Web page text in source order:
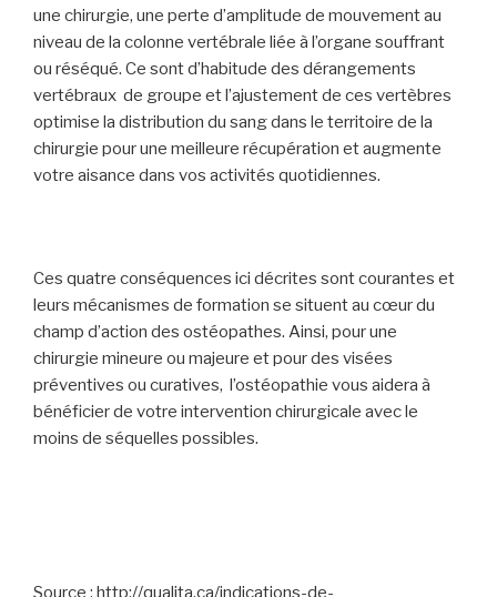
une chirurgie, une perte d’amplitude de mouvement au
niveau de la colonne vertébrale liée à l’organe souffrant
ou réséqué. Ce sont d’habitude des dérangements
vertébraux de groupe et l’ajustement de ces vertèbres
optimise la distribution du sang dans le territoire de la
chirurgie pour une meilleure récupération et augmente
votre aisance dans vos activités quotidiennes.
Ces quatre conséquences ici décrites sont courantes et
leurs mécanismes de formation se situent au cœur du
champ d’action des ostéopathes. Ainsi, pour une
chirurgie mineure ou majeure et pour des visées
préventives ou curatives, l’ostéopathie vous aidera à
bénéficier de votre intervention chirurgicale avec le
moins de séquelles possibles.
Source : http://qualita.ca/indications-de-